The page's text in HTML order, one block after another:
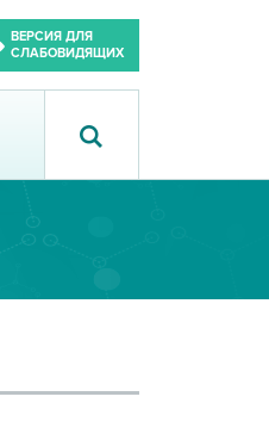
ВЕРСИЯ ДЛЯ
СЛАБОВИДЯЩИХ